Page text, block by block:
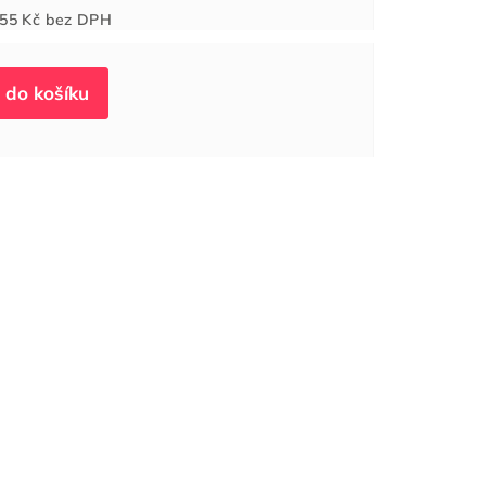
Kč bez DPHcena: